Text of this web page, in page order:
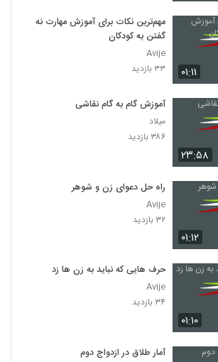
۰۱:۱۱
مهم‌ترین نکات برای آموزش مهارت نه
گفتن به کودکان
Avije
۳۳ بازدید
۲۳:۵۸
آموزش گام به گام نقاشی
میلاد
۳۸۶ بازدید
۰۱:۱۲
راه حل دعوای زن و شوهر
Avije
۳۲ بازدید
۰۱:۱۰
حرف هایی که نباید به زن ها زد
Avije
۳۴ بازدید
آمار طلاق در ازدواج دوم